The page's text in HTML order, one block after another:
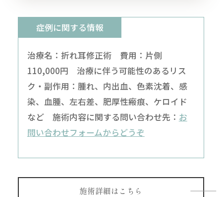
症例に関する情報
治療名：折れ耳修正術 費用：片側
110,000円 治療に伴う可能性のあるリス
ク・副作用：腫れ、内出血、色素沈着、感
染、血腫、左右差、肥厚性瘢痕、ケロイド
など 施術内容に関する問い合わせ先： お
問い合わせフォームからどうぞ
施術詳細はこちら